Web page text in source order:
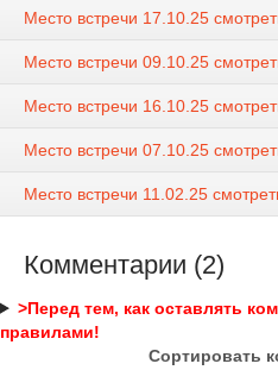
Место встречи 17.10.25
Место встречи 09.10.25
Место встречи 16.10.25
Место встречи 07.10.25
Место встречи 11.02.25
Комментарии (2)
>Перед тем, как оставлять
правилами!
Сортировать